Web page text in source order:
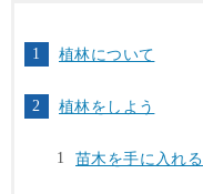
植林について
植林をしよう
苗木を手に入れる